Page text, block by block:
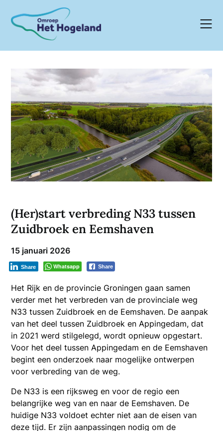
content
(Her)start verbreding N33 tussen
Zuidbroek en Eemshaven
15 januari 2026
Whatsapp Share
Share
Het Rijk en de provincie Groningen gaan samen
verder met het verbreden van de provinciale weg
N33 tussen Zuidbroek en de Eemshaven. De aanpak
van het deel tussen Zuidbroek en Appingedam, dat
in 2021 werd stilgelegd, wordt opnieuw opgestart.
Voor het deel tussen Appingedam en de Eemshaven
begint een onderzoek naar mogelijke ontwerpen
voor verbreding van de weg.
De N33 is een rijksweg en voor de regio een
belangrijke weg van en naar de Eemshaven. De
huidige N33 voldoet echter niet aan de eisen van
deze tijd. Er zijn aanpassingen nodig om de